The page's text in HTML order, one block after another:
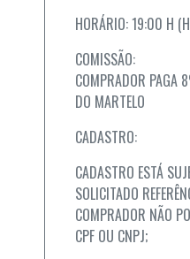
HORÁRIO: 19:00 H
COMISSÃO:
COMPRADOR PAGA
DO MARTELO
CADASTRO:
CADASTRO ESTÁ
SOLICITADO
COMPRADOR NÃO
CPF OU CNPJ;